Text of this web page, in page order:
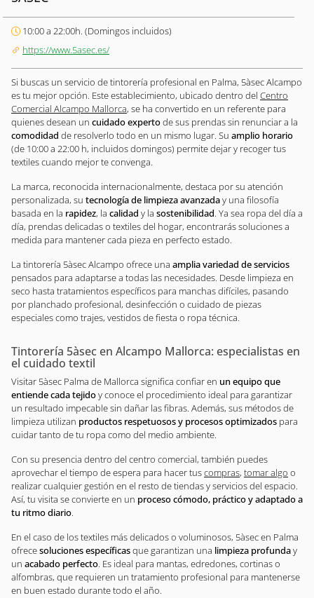
10:00 a 22:00h. (Domingos incluidos)
https://www.5asec.es/
Si buscas un servicio de tintorería profesional en Palma, 5àsec Alcampo
es tu mejor opción. Este establecimiento, ubicado dentro del Centro
Comercial Alcampo Mallorca, se ha convertido en un referente para
quienes desean un cuidado expertode sus prendas sin renunciar a la
comodidad de resolverlo todo en un mismo lugar. Su amplio horario
(de 10:00 a 22:00 h, incluidos domingos) permite dejar y recoger tus
textiles cuando mejor te convenga.
La marca, reconocida internacionalmente, destaca por su atención
personalizada, su tecnología de limpieza avanzaday una filosofía
basada en la rapidez, la calidad y la sostenibilidad. Ya sea ropa del día a
día, prendas delicadas o textiles del hogar, encontrarás soluciones a
medida para mantener cada pieza en perfecto estado.
La tintorería 5àsec Alcampo ofrece una amplia variedad de servicios
pensados para adaptarse a todas las necesidades. Desde limpieza en
seco hasta tratamientos específicos para manchas difíciles, pasando
por planchado profesional, desinfección o cuidado de piezas
especiales como trajes, vestidos de fiesta o ropa técnica.
Tintorería 5àsec en Alcampo Mallorca: especialistas en
el cuidado textil
Visitar 5àsec Palma de Mallorca significa confiar en un equipo que
entiende cada tejidoy conoce el procedimiento ideal para garantizar
un resultado impecable sin dañar las fibras. Además, sus métodos de
limpieza utilizan productos respetuosos y procesos optimizados para
cuidar tanto de tu ropa como del medio ambiente.
Con su presencia dentro del centro comercial, también puedes
aprovechar el tiempo de espera para hacer tuscompras, tomar algo o
realizar cualquier gestión en el resto de tiendas y servicios del espacio.
Así, tu visita se convierte en un proceso cómodo, práctico y adaptado a
tu ritmo diario.
En el caso de los textiles más delicados o voluminosos, 5àsec en Palma
ofrecesoluciones específicasque garantizan una limpieza profunday
un acabado perfecto. Es ideal para mantas, edredones, cortinas o
alfombras, que requieren un tratamiento profesional para mantenerse
en buen estado durante todo el año.